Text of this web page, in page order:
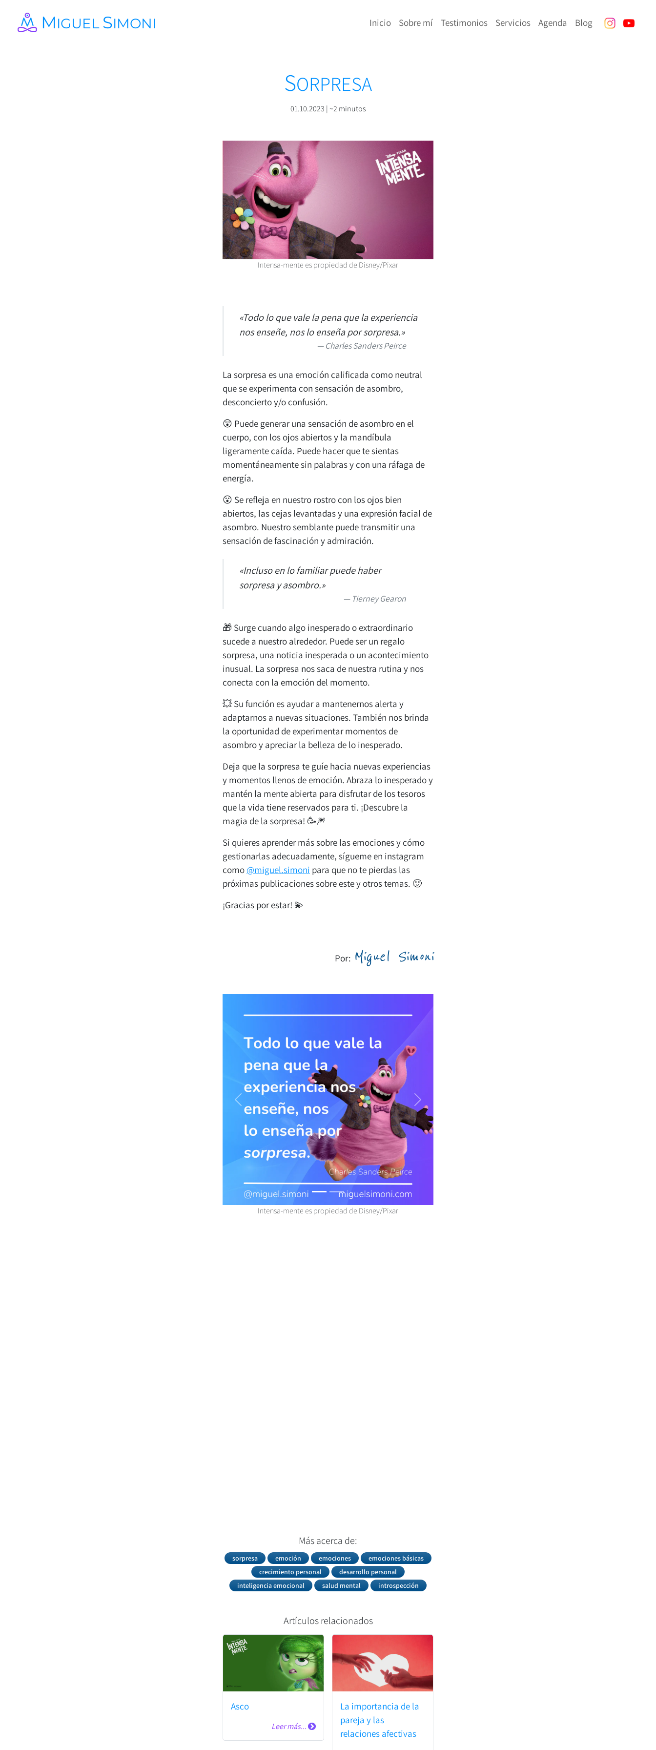
MIGUEL SIMONI Inicio Sobre mí Testimonios Servicios Agenda Blog
SORPRESA
01.10.2023 | ~2 minutos
Intensa-mente es propiedad de Disney/Pixar
«Todo lo que vale la pena que la experiencia
nos enseñe, nos lo enseña por sorpresa.»
Charles Sanders Peirce
La sorpresa es una emoción calificada como neutral
que se experimenta con sensación de asombro,
desconcierto y/o confusión.
😲 Puede generar una sensación de asombro en el
cuerpo, con los ojos abiertos y la mandíbula
ligeramente caída. Puede hacer que te sientas
momentáneamente sin palabras y con una ráfaga de
energía.
😮 Se refleja en nuestro rostro con los ojos bien
abiertos, las cejas levantadas y una expresión facial de
asombro. Nuestro semblante puede transmitir una
sensación de fascinación y admiración.
«Incluso en lo familiar puede haber
sorpresa y asombro.»
Tierney Gearon
🎁 Surge cuando algo inesperado o extraordinario
sucede a nuestro alrededor. Puede ser un regalo
sorpresa, una noticia inesperada o un acontecimiento
inusual. La sorpresa nos saca de nuestra rutina y nos
conecta con la emoción del momento.
💥 Su función es ayudar a mantenernos alerta y
adaptarnos a nuevas situaciones. También nos brinda
la oportunidad de experimentar momentos de
asombro y apreciar la belleza de lo inesperado.
Deja que la sorpresa te guíe hacia nuevas experiencias
y momentos llenos de emoción. Abraza lo inesperado y
mantén la mente abierta para disfrutar de los tesoros
que la vida tiene reservados para ti. ¡Descubre la
magia de la sorpresa! 🥳🎆
Si quieres aprender más sobre las emociones y cómo
gestionarlas adecuadamente, sígueme en instagram
como@miguel.simoni para que no te pierdas las
próximas publicaciones sobre este y otros temas. 🙂
¡Gracias por estar! 💫
Por: Miguel Simoni
Previo Siguiente
Intensa-mente es propiedad de Disney/Pixar
Más acerca de:
sorpresa emoción emociones
emociones básicas
crecimiento personal
desarrollo personal
inteligencia emocional
salud mental introspección
Artículos relacionados
Asco
Leer más...
La importancia de la
pareja y las
relaciones afectivas